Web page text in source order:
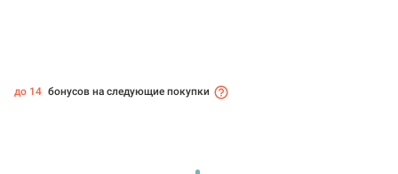
до 14 бонусов на следующие покупки